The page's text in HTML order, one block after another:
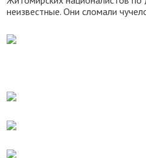
неизвестные. Они сломали